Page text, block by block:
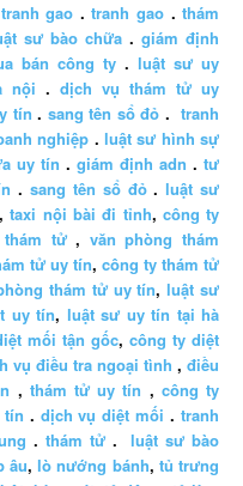
tranh gao .tranh gao .thám
sư bào chữa . giám định
bán công ty. luật sư uy
nội .dịch vụ thám tử uy
tín . sang tên sổ đỏ .tranh
nghiệp .luật sư hình sự
uy tín .giám định adn .tư
.sang tên sổ đỏ.luật sư
,taxi nội bài đi tỉnh, công ty
thám tử, văn phòng thám
tử uy tín, công ty thám tử
thám tử uy tín,luật sư
uy tín, luật sư uy tín tại hà
mối tận gốc, công ty diệt
vụ điều tra ngoại tình ,điều
, thám tử uy tín , công ty
tín . dịch vụ diệt mối .tranh
. thám tử.luật sư bào
âu,lò nướng bánh, tủ trưng